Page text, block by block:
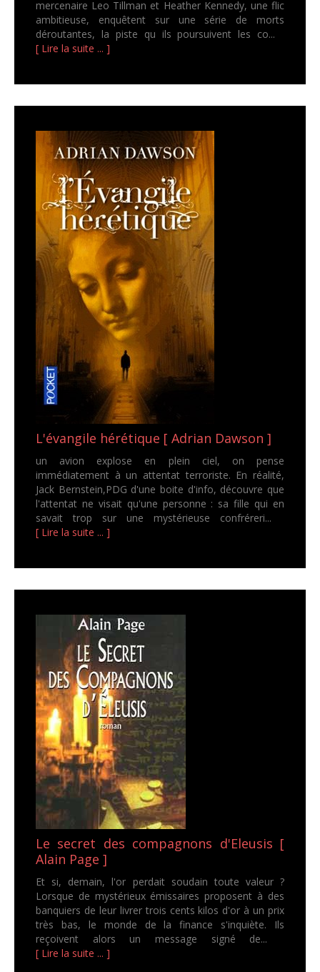
mercenaire Leo Tillman et Heather Kennedy, une flic
ambitieuse, enquêtent sur une série de morts
déroutantes, la piste qu ils poursuivent les co...
[ Lire la suite ... ]
L'évangile hérétique [ Adrian Dawson ]
un avion explose en plein ciel, on pense
immédiatement à un attentat terroriste. En réalité,
Jack Bernstein,PDG d'une boite d'info, découvre que
l'attentat ne visait qu'une personne : sa fille qui en
savait trop sur une mystérieuse confréreri...
[ Lire la suite ... ]
Le secret des compagnons d'Eleusis [
Alain Page ]
Et si, demain, l'or perdait soudain toute valeur ?
Lorsque de mystérieux émissaires proposent à des
banquiers de leur livrer trois cents kilos d'or à un prix
très bas, le monde de la finance s'inquiète. Ils
reçoivent alors un message signé de...
[ Lire la suite ... ]